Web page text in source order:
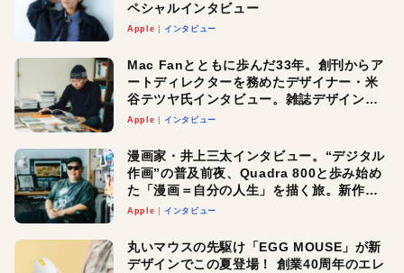
ペシャルインタビュー
Apple インタビュー
Mac Fanとともに歩んだ33年。創刊からア
ートディレクターを務めたデザイナー・米
谷テツヤ氏インタビュー。雑誌デザインの
真髄と今後
Apple インタビュー
漫画家・井上三太インタビュー。“デジタル
作画”の普及前夜、Quadra 800と歩み始め
た「漫画＝自分の人生」を描く旅。新作
『惨家』に込めた想い
Apple インタビュー
丸いマウスの先駆け「EGG MOUSE」が新
デザインでこの夏登場！ 創業40周年のエレ